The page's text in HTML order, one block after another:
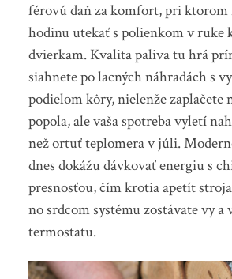
férovú daň za komfort, pri ktorom
hodinu utekať s polienkom v ruke
dvierkam. Kvalita paliva tu hrá
siahnete po lacných náhradách s
podielom kôry, nielenže zaplačete
popola, ale vaša spotreba vyletí
než ortuť teplomera v júli.
dnes dokážu dávkovať energiu s
presnosťou, čím krotia apetít
no srdcom systému zostávate vy a
termostatu.